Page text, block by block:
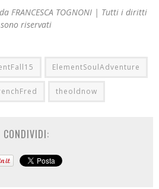
FRANCESCA TOGNONI | Tutti i diritti
sono riservati
ElementSoulAdventure
theoldnow
CONDIVIDI: